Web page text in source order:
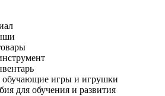
игры и игрушки
для обучения и развития